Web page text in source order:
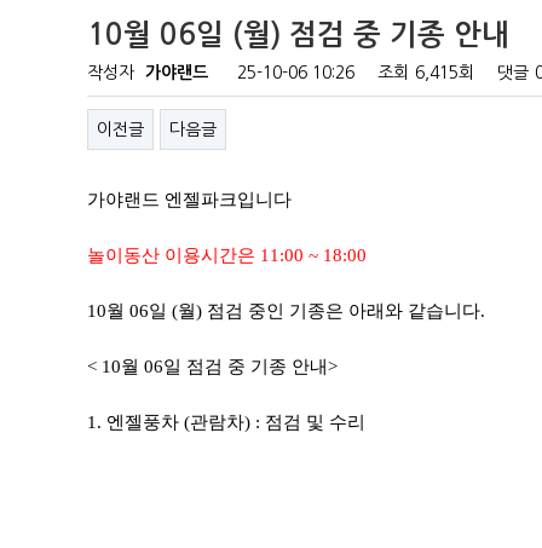
10월 06일 (월) 점검 중 기종 안내
작성자 가야랜드 25-10-06 10:26 조회 6,415회 댓글
이전글 다음글
가야랜드 엔젤파크입니다
놀이동산 이용시간은 11:00 ~ 18:00
10월 06일 (월) 점검 중인 기종은 아래와 같습니다.
< 10월 06일 점검 중 기종 안내>
1. 엔젤풍차 (관람차) : 점검 및 수리